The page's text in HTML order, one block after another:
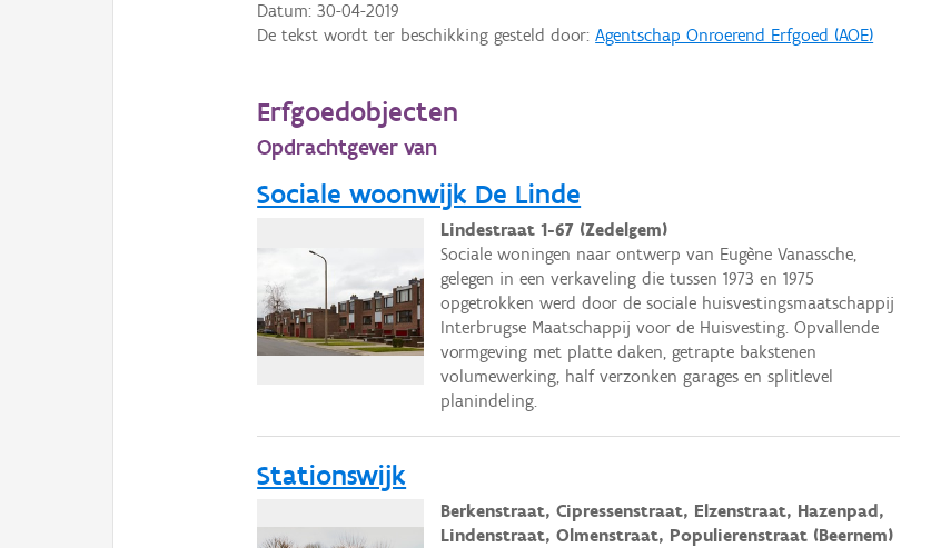
Datum:30-04-2019
De tekst wordt ter beschikking gesteld door:Agentschap Onroerend Erfgoed (AOE)
Erfgoedobjecten
Opdrachtgever van
Sociale woonwijk De Linde
Lindestraat 1-67 (Zedelgem)
Sociale woningen naar ontwerp van Eugène Vanassche,
gelegen in een verkaveling die tussen 1973 en 1975
opgetrokken werd door de sociale huisvestingsmaatschappij
Interbrugse Maatschappij voor de Huisvesting. Opvallende
vormgeving met platte daken, getrapte bakstenen
volumewerking, half verzonken garages en splitlevel
planindeling.
Stationswijk
Berkenstraat, Cipressenstraat, Elzenstraat, Hazenpad,
Lindenstraat, Olmenstraat, Populierenstraat (Beernem)